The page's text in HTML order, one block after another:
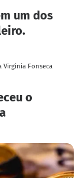
um dos
o